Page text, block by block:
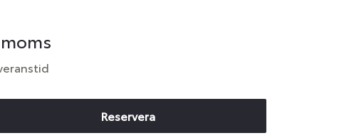
Reservera